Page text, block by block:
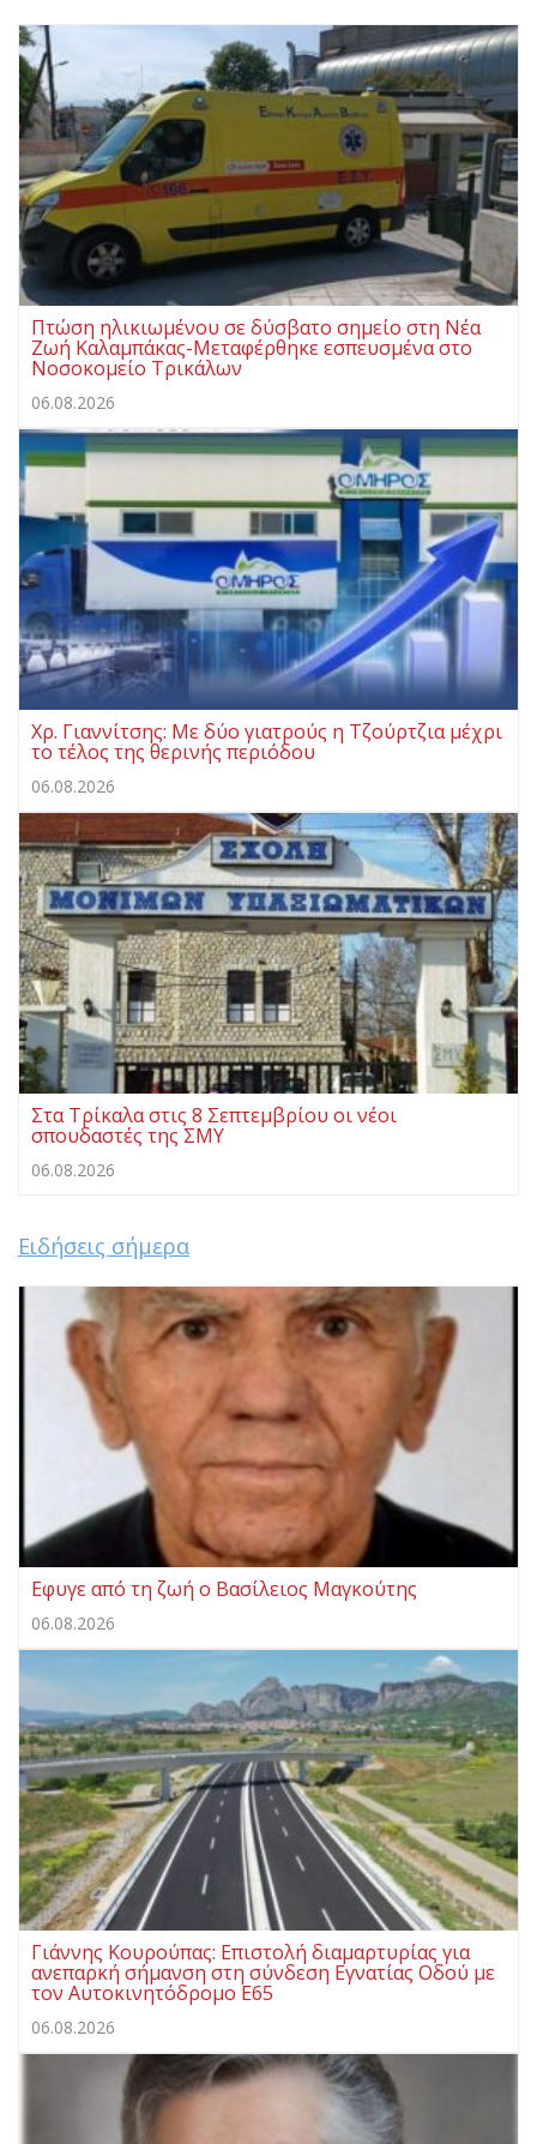
Πτώση ηλικιωμένου σε δύσβατο σημείο στη Νέα
Ζωή Καλαμπάκας-Μεταφέρθηκε εσπευσμένα στο
Νοσοκομείο Τρικάλων
06.08.2026
Χρ. Γιαννίτσης: Με δύο γιατρούς η Τζούρτζια μέχρι
το τέλος της θερινής περιόδου
06.08.2026
Στα Τρίκαλα στις 8 Σεπτεμβρίου οι νέοι
σπουδαστές της ΣΜΥ
06.08.2026
Ειδήσεις σήμερα
Eφυγε από τη ζωή ο Βασίλειος Μαγκούτης
06.08.2026
Γιάννης Κουρούπας: Επιστολή διαμαρτυρίας για
ανεπαρκή σήμανση στη σύνδεση Εγνατίας Οδού με
τον Αυτοκινητόδρομο Ε65
06.08.2026